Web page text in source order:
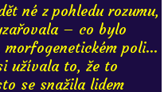
né z pohledu rozumu,
– co bylo
poli...
užívala to, že to
se snažila lidem